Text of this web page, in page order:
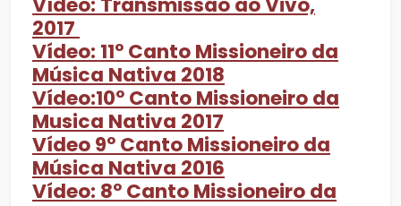
2017
Vídeo: 11º Canto Missioneiro da
Música Nativa 2018
Vídeo:10º Canto Missioneiro da
Musica Nativa 2017
Vídeo 9º Canto Missioneiro da
Música Nativa 2016
Vídeo: 8º Canto Missioneiro da